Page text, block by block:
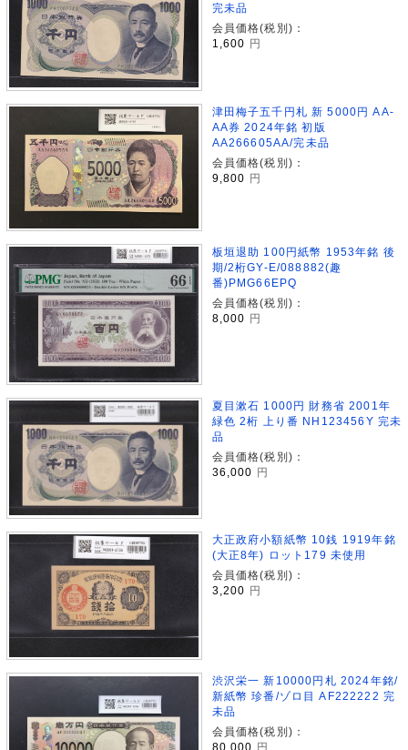
完未品
会員価格(税別)：
1,600
円
津田梅子五千円札 新 5000円 AA-
AA券 2024年銘 初版
AA266605AA/完未品
会員価格(税別)：
9,800 円
板垣退助 100円紙幣 1953年銘 後
期/2桁GY-E/088882(趣
番)PMG66EPQ
会員価格(税別)：
8,000 円
夏目漱石 1000円 財務省 2001年
緑色 2桁 上り番 NH123456Y 完未
品
会員価格(税別)：
36,000 円
大正政府小額紙幣 10銭 1919年銘
(大正8年) ロット179 未使用
会員価格(税別)：
3,200 円
渋沢栄一 新10000円札 2024年銘/
新紙幣 珍番/ゾロ目 AF222222 完
未品
会員価格(税別)：
80,000
円